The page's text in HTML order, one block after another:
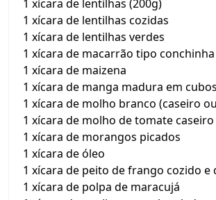
1 xícara de lentilhas (200g)
1 xícara de lentilhas cozidas
1 xícara de lentilhas verdes
1 xícara de macarrão tipo conchinha
1 xícara de maizena
1 xícara de manga madura em cubos
1 xícara de molho branco (caseiro
1 xícara de molho de tomate caseiro
1 xícara de morangos picados
1 xícara de óleo
1 xícara de peito de frango cozido e
1 xícara de polpa de maracujá